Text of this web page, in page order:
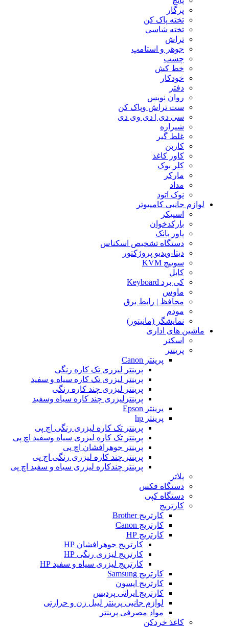
پرگار
تخته پاک کن
تخته شاسی
تراش
جوهر و استامپ
چسب
خط کش
خودکار
دفتر
روان نویس
ست تراش وپاک کن
سی دی | دی وی دی
شیرازه
غلط گیر
کاربن
کاور کاغذ
کلر بوک
مارکر
مداد
نوک اتود
لوازم جانبی کامپیوتر
اسپیکر
بارکدخوان
پاور بانک
دستگاه تشخیص اسکناس
دیتا-ویدیو پروژکتور
سوییچ KVM
کابل
کی برد Keyboard
ماوس
محافظ | رابط برق
مودم
نمایشگر (مانیتور)
ماشین های اداری
اسکنر
پرینتر
پرینتر Canon
پرینتر لیزری تک کاره رنگی
پرینتر لیزری تک کاره سیاه و سفید
پرینتر لیزری چند کاره رنگی
پرینترلیزری چند کاره سیاه وسفید
پرینتر Epson
پرینتر hp
پرینتر تک کاره لیزری رنگی اچ پی
پرینتر تک کاره لیزری سیاه وسفید اچ پی
پرینتر جوهرافشان اچ پی
پرینتر چند کاره لیزری رنگی اچ پی
پرینتر چندکاره لیزری سیاه و سفید اچ پی
پلاتر
دستگاه فکس
دستگاه کپی
کارتریج
کارتریج Brother
کارتریج Canon
کارتریج HP
کارتریج جوهرافشان HP
کارتریج لیزری رنگی HP
کارتریج لیزری سیاه و سفید HP
کارتریج Samsung
کارتریج اپسون
کارتریج ایرانی پردیس
لوازم جانبی پرینتر لیبل زن و حرارتی
مواد مصرفی پرینتر
کاغذ خردکن